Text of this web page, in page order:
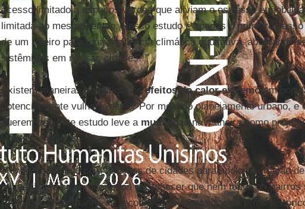
acesso limitado a espaços verdes que aliviam o estresse e
limitada ao mesmo tempo. Nosso estudo é apenas o primeiro
de um roteiro para uma resiliência climática equitativa, abordando
sistêmicos em nossas cidades. ”
Existem maneiras de mitigar osefeitos do calor extremoem
potencialmente vulneráveis ?? Por meio do planejamento urbano, e
querem que este estudo leve a mudançasna maneira como
cidades e bairros.
“Tendo trabalhado com dezenas de cidades para apoiar a criação de
mitigação de calor, queremos reconhecer que nem todos os bairros
Shandas. “No entanto, ao reconhecer e centralizar os erros